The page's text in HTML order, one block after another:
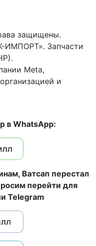
защищены.
ИМПОРТ». Запчасти
Meta,
и
в WhatsApp:
Ватсап перестал
перейти для
Telegram